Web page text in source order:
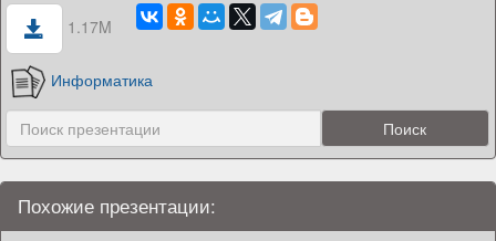
1.17M
Информатика
Похожие презентации: